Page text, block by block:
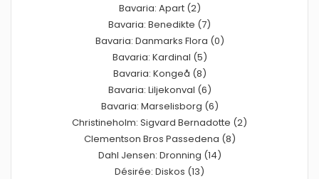
Bavaria: Apart (2)
Bavaria: Benedikte (7)
Bavaria: Danmarks Flora (0)
Bavaria: Kardinal (5)
Bavaria: Kongeå (8)
Bavaria: Liljekonval (6)
Bavaria: Marselisborg (6)
Christineholm: Sigvard Bernadotte (2)
Clementson Bros Passedena (8)
Dahl Jensen: Dronning (14)
Désirée: Diskos (13)